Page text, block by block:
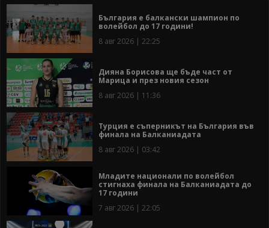
България е балкански шампион по
волейбол до 17 години!
8 авг 2026 | 22:25
Дияна Борисова ще бъде част от
Марица и през новия сезон
8 авг 2026 | 11:36
Турция е съперникът на България във
финала на Балканиадата
8 авг 2026 | 03:42
Младите национали по волейбол
стигнаха финала на Балканиадата до
17 години
7 авг 2026 | 22:05